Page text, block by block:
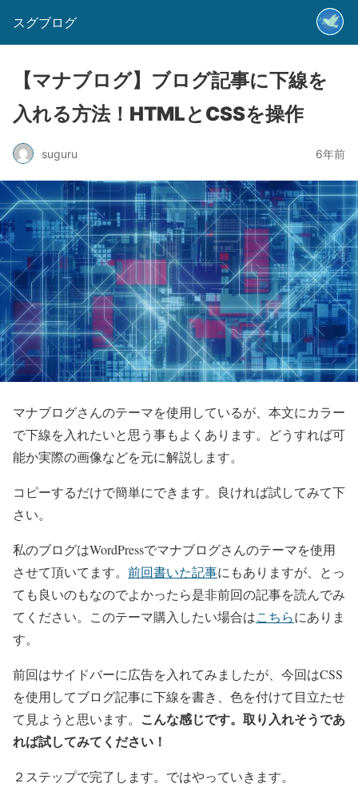
スグブログ
【マナブログ】ブログ記事に下線を
入れる方法！HTMLとCSSを操作
suguru 6年前
マナブログさんのテーマを使用しているが、本文にカラー
で下線を入れたいと思う事もよくあります。どうすれば可
能か実際の画像などを元に解説します。
コピーするだけで簡単にできます。良ければ試してみて下
さい。
私のブログはWordPressでマナブログさんのテーマを使用
させて頂いてます。 前回書いた記事にもありますが、とっ
ても良いのもなのでよかったら是非前回の記事を読んでみ
てください。このテーマ購入したい場合はこちらにありま
す。
前回はサイドバーに広告を入れてみましたが、今回はCSS
を使用してブログ記事に下線を書き、色を付けて目立たせ
て見ようと思います。 こんな感じです。取り入れそうであ
れば試してみてください！
２ステップで完了します。ではやっていきます。